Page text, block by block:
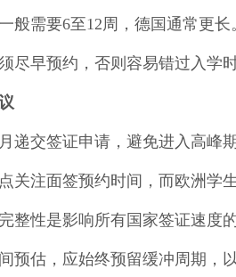
般需要6至12周，德国通常更长
尽早预约，否则容易错过入学时
递交签证申请，避免进入高峰期
关注面签预约时间，而欧洲学
整性是影响所有国家签证速度的
预估，应始终预留缓冲周期，